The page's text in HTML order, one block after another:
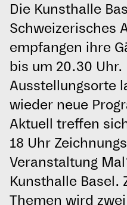
Die Kunsthalle
Schweizerisches
empfangen ihre
bis um 20.30 Uhr.
Ausstellungsorte
wieder neue
Aktuell treffen
18 Uhr
Veranstaltung
Kunsthalle Basel.
Themen wird